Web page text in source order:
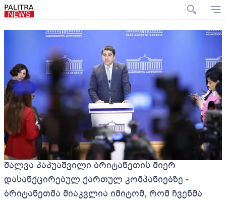
შალვა პაპუაშვილი ბრიტანეთის მიერ
დასანქცირებულ ქართულ კომპანიებზე -
ბრიტანეთმა მიაკვლია იმიტომ, რომ ჩვენმა